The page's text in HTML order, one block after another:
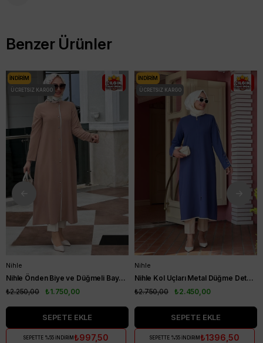
Benzer Ürünler
Nihle
Nihle Önden Biye ve Düğmeli Bayan Kap Camel
₺1.750,00
₺2.250,00
SEPETE EKLE
SEPETTE %55 İNDİRİM ₺997,50
İNDIRIM
ÜCRETSIZ KARGO
Nihle
Nihle Kol Uçları Metal Düğme Detaylı Bayan Kap İndigo
₺2.450,00
₺2.750,00
SEPETE EKLE
SEPETTE %55 İNDİRİM ₺1396,50
İNDIRIM
ÜCRETSIZ KARGO